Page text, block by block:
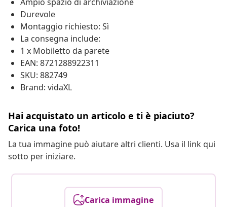
Durevole
Montaggio richiesto: Sì
La consegna include:
1 x Mobiletto da parete
EAN: 8721288922311
SKU: 882749
Brand: vidaXL
Hai acquistato un articolo e ti è piaciuto?
Carica una foto!
La tua immagine può aiutare altri clienti. Usa il link qui
sotto per iniziare.
Carica immagine